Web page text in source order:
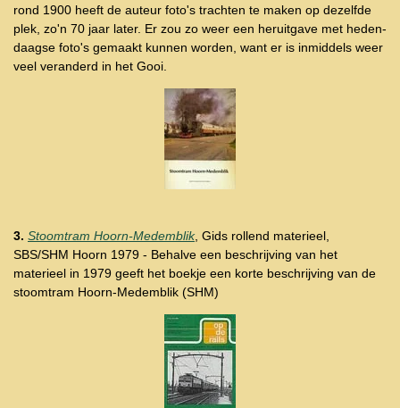
rond 1900 heeft de auteur foto's trachten te maken op dezelfde
plek, zo'n 70 jaar later. Er zou zo weer een heruitgave met heden-
daagse foto's gemaakt kunnen worden, want er is inmiddels weer
veel veranderd in het Gooi.
3. Stoomtram Hoorn-Medemblik, Gids rollend materieel,
SBS/SHM Hoorn 1979 - Behalve een beschrijving van het
materieel in 1979 geeft het boekje een korte beschrijving van de
stoomtram Hoorn-Medemblik (SHM)